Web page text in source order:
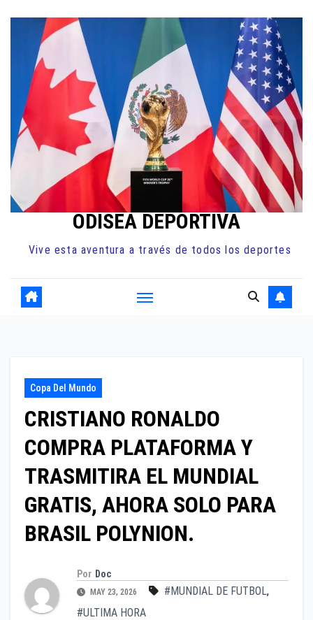
contenido
ODISEA DEPORTIVA
Vive esta aventura a través de todos los deportes
Copa Del Mundo
CRISTIANO RONALDO
COMPRA PLATAFORMA Y
TRASMITIRA EL MUNDIAL
GRATIS, AHORA SOLO PARA
BRASIL POLYNION.
Por Doc
MAY 23, 2026 #MUNDIAL DE FUTBOL,
#ULTIMA HORA